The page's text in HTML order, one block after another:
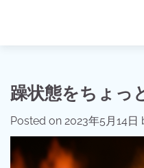
躁状態をちょっ
Posted on 2023年5月14日